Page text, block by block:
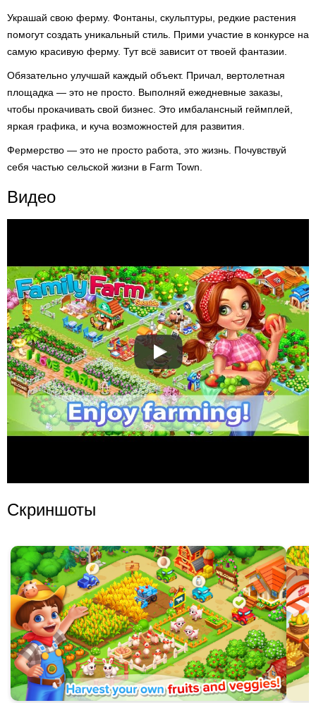
Украшай свою ферму. Фонтаны, скульптуры, редкие растения
помогут создать уникальный стиль. Прими участие в конкурсе на
самую красивую ферму. Тут всё зависит от твоей фантазии.
Обязательно улучшай каждый объект. Причал, вертолетная
площадка — это не просто. Выполняй ежедневные заказы,
чтобы прокачивать свой бизнес. Это имбалансный геймплей,
яркая графика, и куча возможностей для развития.
Фермерство — это не просто работа, это жизнь. Почувствуй
себя частью сельской жизни в Farm Town.
Видео
Скриншоты